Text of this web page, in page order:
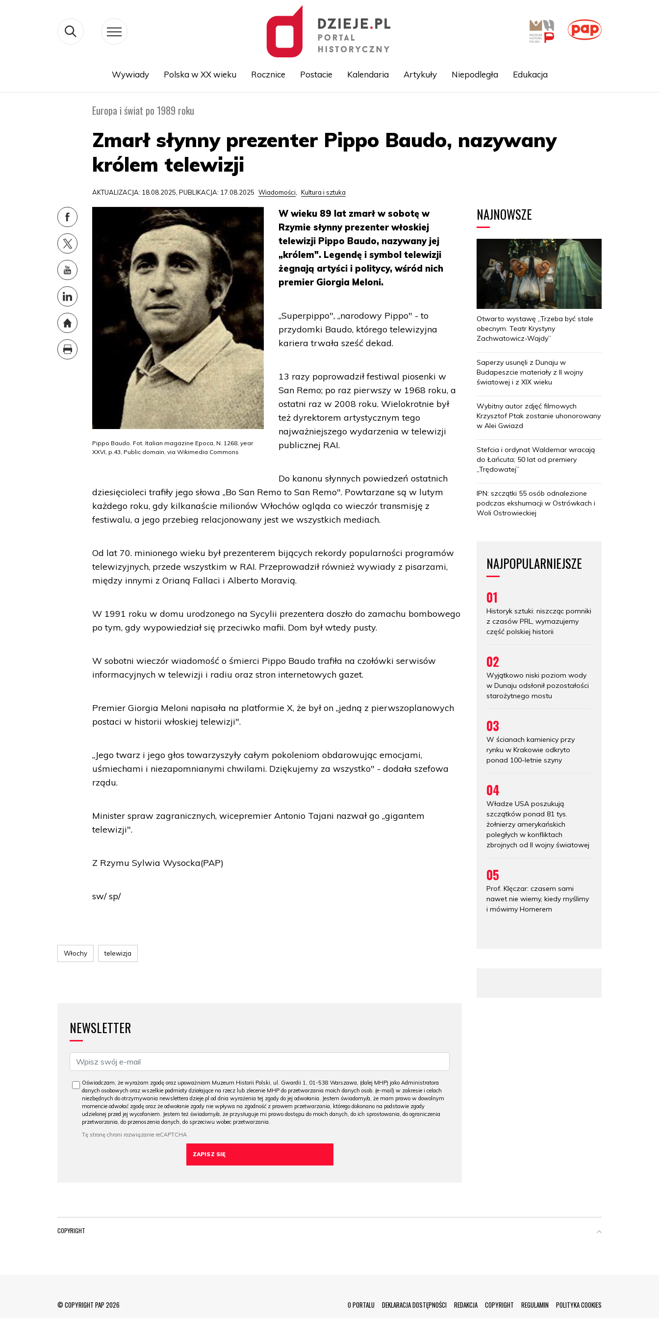
treści
Wywiady Polska w XX wieku Rocznice Postacie Kalendaria Artykuły Niepodległa Edukacja
Europa i świat po 1989 roku
Zmarł słynny prezenter Pippo Baudo, nazywany
królem telewizji
AKTUALIZACJA: 18.08.2025, PUBLIKACJA: 17.08.2025 Wiadomości, Kultura i sztuka
Pippo Baudo. Fot. Italian magazine Epoca, N. 1268, year
XXVI, p.43, Public domain, via Wikimedia Commons
W wieku 89 lat zmarł w sobotę w
Rzymie słynny prezenter włoskiej
telewizji Pippo Baudo, nazywany jej
„królem". Legendę i symbol telewizji
żegnają artyści i politycy, wśród nich
premier Giorgia Meloni.
„Superpippo", „narodowy Pippo" - to
przydomki Baudo, którego telewizyjna
kariera trwała sześć dekad.
13 razy poprowadził festiwal piosenki w
San Remo; po raz pierwszy w 1968 roku, a
ostatni raz w 2008 roku. Wielokrotnie był
też dyrektorem artystycznym tego
najważniejszego wydarzenia w telewizji
publicznej RAI.
Do kanonu słynnych powiedzeń ostatnich
dziesięcioleci trafiły jego słowa „Bo San Remo to San Remo". Powtarzane są w lutym
każdego roku, gdy kilkanaście milionów Włochów ogląda co wieczór transmisję z
festiwalu, a jego przebieg relacjonowany jest we wszystkich mediach.
Od lat 70. minionego wieku był prezenterem bijących rekordy popularności programów
telewizyjnych, przede wszystkim w RAI. Przeprowadził również wywiady z pisarzami,
między innymi z Orianą Fallaci i Alberto Moravią.
W 1991 roku w domu urodzonego na Sycylii prezentera doszło do zamachu bombowego
po tym, gdy wypowiedział się przeciwko mafii. Dom był wtedy pusty.
W sobotni wieczór wiadomość o śmierci Pippo Baudo trafiła na czołówki serwisów
informacyjnych w telewizji i radiu oraz stron internetowych gazet.
Premier Giorgia Meloni napisała na platformie X, że był on „jedną z pierwszoplanowych
postaci w historii włoskiej telewizji".
„Jego twarz i jego głos towarzyszyły całym pokoleniom obdarowując emocjami,
uśmiechami i niezapomnianymi chwilami. Dziękujemy za wszystko" - dodała szefowa
rządu.
Minister spraw zagranicznych, wicepremier Antonio Tajani nazwał go „gigantem
telewizji".
Z Rzymu Sylwia Wysocka(PAP)
sw/ sp/
Włochy telewizja
NEWSLETTER
Oświadczam, że wyrażam zgodę oraz upoważniam Muzeum Historii Polski, ul. Gwardii 1, 01-538 Warszawa, (dalej MHP) jako Administratora
danych osobowych oraz wszelkie podmioty działające na rzecz lub zlecenie MHP do przetwarzania moich danych osob. (e-mail) w zakresie i celach
niezbędnych do otrzymywania newslettera dzieje.pl od dnia wyrażenia tej zgody do jej odwołania. Jestem świadomy/a, że mam prawo w dowolnym
momencie odwołać zgodę oraz że odwołanie zgody nie wpływa na zgodność z prawem przetwarzania, którego dokonano na podstawie zgody
udzielonej przed jej wycofaniem. Jestem też świadomy/a, że przysługuje mi prawo dostępu do moich danych, do ich sprostowania, do ograniczenia
przetwarzania, do przenoszenia danych, do sprzeciwu wobec przetwarzania.
NAJNOWSZE
Otwarto wystawę „Trzeba być stale
obecnym. Teatr Krystyny
Zachwatowicz-Wajdy”
Saperzy usunęli z Dunaju w
Budapeszcie materiały z II wojny
światowej i z XIX wieku
Wybitny autor zdjęć filmowych
Krzysztof Ptak zostanie uhonorowany
w Alei Gwiazd
Stefcia i ordynat Waldemar wracają
do Łańcuta; 50 lat od premiery
„Trędowatej”
IPN: szczątki 55 osób odnalezione
podczas ekshumacji w Ostrówkach i
Woli Ostrowieckiej
NAJPOPULARNIEJSZE
01
Historyk sztuki: niszcząc pomniki
z czasów PRL, wymazujemy
część polskiej historii
02
Wyjątkowo niski poziom wody
w Dunaju odsłonił pozostałości
starożytnego mostu
03
W ścianach kamienicy przy
rynku w Krakowie odkryto
ponad 100-letnie szyny
04
Władze USA poszukują
szczątków ponad 81 tys.
żołnierzy amerykańskich
poległych w konfliktach
zbrojnych od II wojny światowej
05
Prof. Klęczar: czasem sami
nawet nie wiemy, kiedy myślimy
i mówimy Homerem
COPYRIGHT
© COPYRIGHT PAP 2026 Menu Footer
O PORTALU DEKLARACJA DOSTĘPNOŚCI REDAKCJA COPYRIGHT REGULAMIN POLITYKA COOKIES